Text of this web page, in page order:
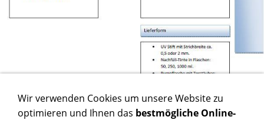
Wir verwenden Cookies um unsere Website zu
optimieren und Ihnen das bestmögliche Online-